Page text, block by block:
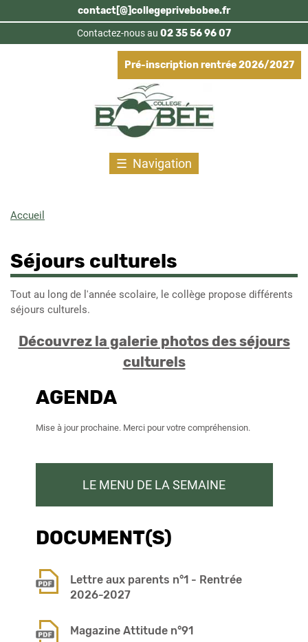
Aller
au
contenu
principal
contact[@]collegeprivebobee.fr
Contactez-nous au 02 35 56 96 07
Pré-inscription rentrée 2026/2027
Navigation
Accueil
Séjours culturels
Tout au long de l'année scolaire, le collège propose différents
séjours culturels.
Découvrez la galerie photos des séjours
culturels
AGENDA
Mise à jour prochaine. Merci pour votre compréhension.
LE MENU DE LA SEMAINE
DOCUMENT(S)
Lettre aux parents n°1 - Rentrée
2026-2027
Magazine Attitude n°91